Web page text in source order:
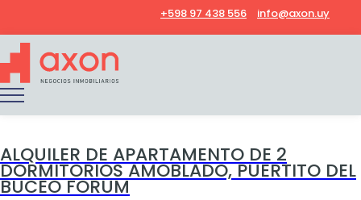
+598 97 438 556 info@axon.uy
ALQUILER DE APARTAMENTO DE 2
DORMITORIOS AMOBLADO, PUERTITO DEL
BUCEO FORUM